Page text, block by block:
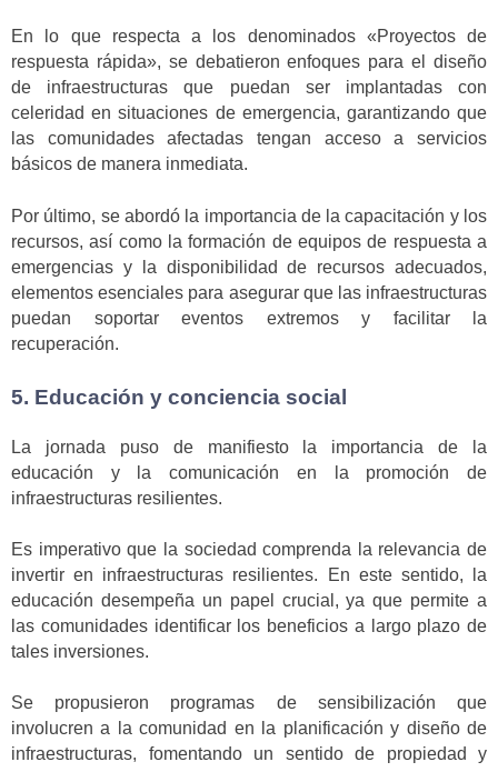
En lo que respecta a los denominados «Proyectos de
respuesta rápida», se debatieron enfoques para el diseño
de infraestructuras que puedan ser implantadas con
celeridad en situaciones de emergencia, garantizando que
las comunidades afectadas tengan acceso a servicios
básicos de manera inmediata.
Por último, se abordó la importancia de la capacitación y los
recursos, así como la formación de equipos de respuesta a
emergencias y la disponibilidad de recursos adecuados,
elementos esenciales para asegurar que las infraestructuras
puedan soportar eventos extremos y facilitar la
recuperación.
5. Educación y conciencia social
La jornada puso de manifiesto la importancia de la
educación y la comunicación en la promoción de
infraestructuras resilientes.
Es imperativo que la sociedad comprenda la relevancia de
invertir en infraestructuras resilientes. En este sentido, la
educación desempeña un papel crucial, ya que permite a
las comunidades identificar los beneficios a largo plazo de
tales inversiones.
Se propusieron programas de sensibilización que
involucren a la comunidad en la planificación y diseño de
infraestructuras, fomentando un sentido de propiedad y